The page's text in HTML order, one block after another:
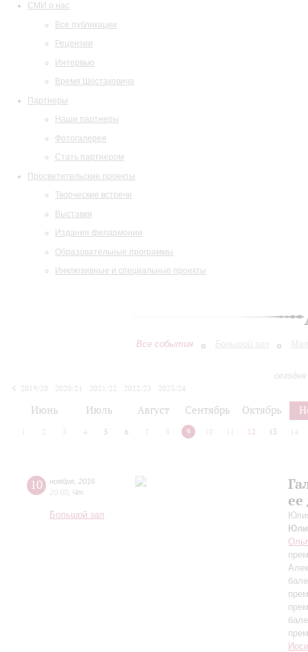
СМИ о нас
Все публикации
Рецензии
Интервью
Время Шостаковича
Партнеры
Наши партнеры
Фотогалерея
Стать партнером
Просветительские проекты
Творческие встречи
Выставки
Издания филармонии
Образовательные программы
Инклюзивные и специальные проекты
Все события Большой зал
2019/20
2020/21 2021/22 2022/23
2023/24
Июнь Июль Август Сентябрь Октябрь
2 3 4 5 6 7 8 9 10 12 13 14
10 ноября 2016
20:00 Чт
Большой зал
ее